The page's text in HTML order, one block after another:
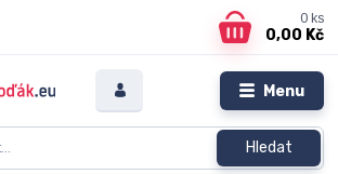
Menu
Hledat
0 ks
0,00 Kč